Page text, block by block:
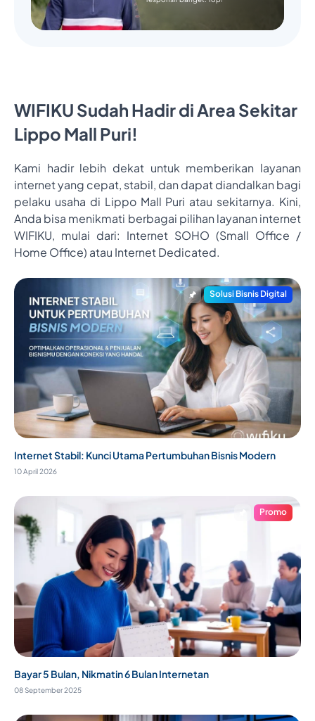
WIFIKU Sudah Hadir di Area Sekitar
Lippo Mall Puri!
Kami hadir lebih dekat untuk memberikan layanan
internet yang cepat, stabil, dan dapat diandalkan bagi
pelaku usaha di Lippo Mall Puri atau sekitarnya. Kini,
Anda bisa menikmati berbagai pilihan layanan internet
WIFIKU, mulai dari: Internet SOHO (Small Office /
Home Office) atau Internet Dedicated.
Solusi Bisnis Digital
Internet Stabil: Kunci Utama Pertumbuhan Bisnis Modern
10 April 2026
Promo
Bayar 5 Bulan, Nikmatin 6 Bulan Internetan
08 September 2025